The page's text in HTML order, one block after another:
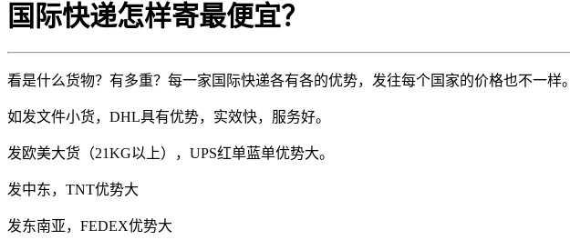
国际快递怎样寄最便宜？
看是什么货物？有多重？每一家国际快递各有各的优势，发往每个国家的价格也不一样。
如发文件小货，DHL具有优势，实效快，服务好。
发欧美大货（21KG以上），UPS红单蓝单优势大。
发中东，TNT优势大
发东南亚，FEDEX优势大